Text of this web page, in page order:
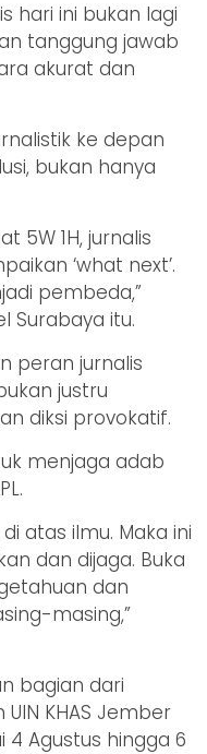
hari ini bukan lagi
tanggung jawab
akurat dan
ke depan
bukan hanya
5W 1H, jurnalis
‘what next’.
pembeda,”
Surabaya itu.
peran jurnalis
justru
diksi provokatif.
menjaga adab
atas ilmu. Maka ini
dan dijaga. Buka
dan
masing,”
bagian dari
KHAS Jember
4 Agustus hingga 6